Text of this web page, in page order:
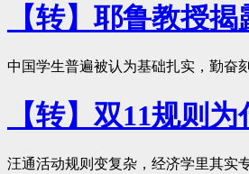
【转】耶鲁教授
中国学生普遍被认为基础扎实，勤奋
【转】双11规则
汪通活动规则变复杂，经济学里其实